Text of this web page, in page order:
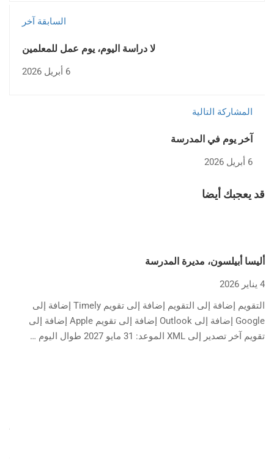
السابقة آخر
لا دراسة اليوم، يوم عمل للمعلمين
6 أبريل 2026
المشاركة التالية
آخر يوم في المدرسة
6 أبريل 2026
قد يعجبك أيضا
أليسا أبيلسون، مديرة المدرسة
4 يناير 2026
التقويم إضافة إلى التقويم إضافة إلى تقويم Timely إضافة إلى
Google إضافة إلى Outlook إضافة إلى تقويم Apple إضافة إلى
تقويم آخر تصدير إلى XML الموعد: 31 مايو 2027 طوال اليوم …